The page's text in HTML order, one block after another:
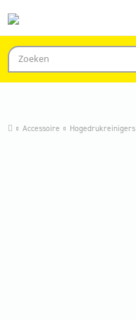
Accessoire Hogedrukreinigers